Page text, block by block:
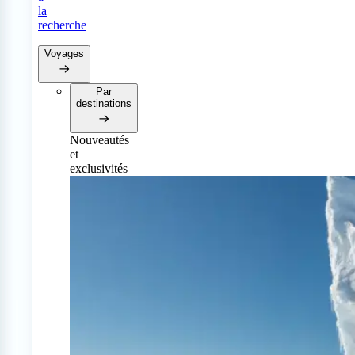
la
recherche
Voyages
Par
destinations
Nouveautés
et
exclusivités